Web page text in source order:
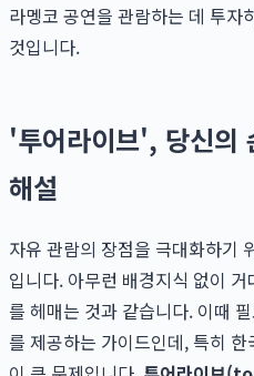
라멩코 공연을 관람하는 데 투자
것입니다.
'투어라이브', 당신의
해설
자유 관람의 장점을 극대화하기
입니다. 아무런 배경지식 없이
를 헤매는 것과 같습니다. 이때
를 제공하는 가이드인데, 특히